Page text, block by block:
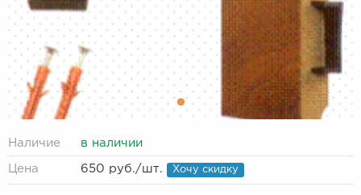
Наличие в наличии
Цена 650 руб./шт. Хочу скидку